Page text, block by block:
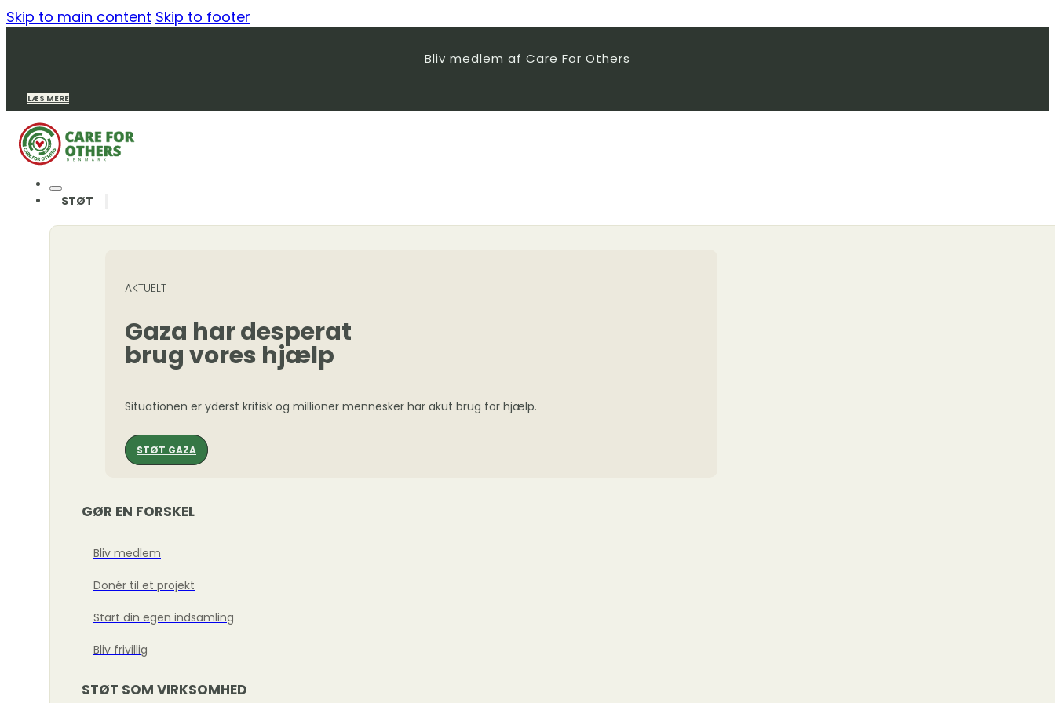
Skip to main content Skip to footer
Bliv medlem af Care For Others
LÆS MERE
STØT
AKTUELT
Gaza har desperat
brug vores hjælp
Situationen er yderst kritisk og millioner mennesker har akut brug for hjælp.
STØT GAZA
GØR EN FORSKEL
Bliv medlem
Donér til et projekt
Start din egen indsamling
Bliv frivillig
STØT SOM VIRKSOMHED